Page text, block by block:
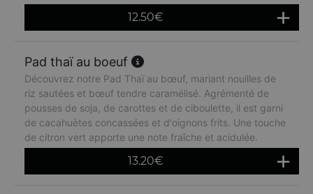
12.50€
Pad thaï au boeuf
Découvrez notre Pad Thaï au bœuf, mariant nouilles de
riz sautées et bœuf tendre caramélisé. Agrémenté de
pousses de soja, de carottes et de ciboulette, il est garni
de cacahuètes concassées et d'oignons frits. Une touche
de citron vert apporte une note fraîche et acidulée.
13.20€